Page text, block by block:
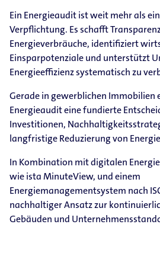
Ein Energieaudit ist weit mehr als
Verpflichtung. Es schafft
Energieverbräuche, identifiziert
Einsparpotenziale und unterstützt
Energieeffizienz systematisch zu
Gerade in gewerblichen Immobilien
Energieaudit eine fundierte
Investitionen,
langfristige Reduzierung von
In Kombination mit digitalen
wie ista MinuteView, und einem
Energiemanagementsystem nach
nachhaltiger Ansatz zur
Gebäuden und